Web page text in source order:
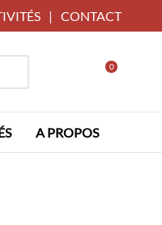
| CONTACT
0
A PROPOS